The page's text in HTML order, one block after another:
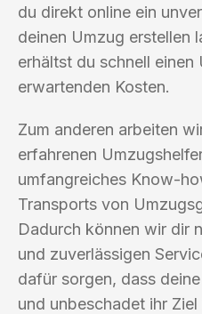
du direkt online ein
deinen Umzug erstellen
erhältst du schnell
erwartenden Kosten.
Zum anderen arbeiten
erfahrenen
umfangreiches Know-
Transports von
Dadurch können wir dir
und zuverlässigen
dafür sorgen, dass
und unbeschadet ihr